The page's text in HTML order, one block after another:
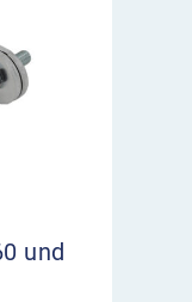
und